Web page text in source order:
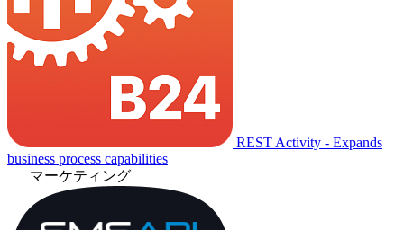
REST Activity - Expands
business process capabilities
マーケティング